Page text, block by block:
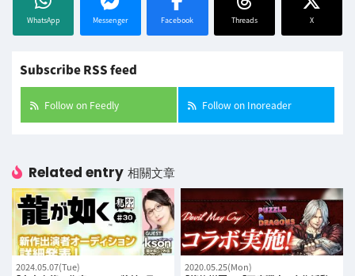
WhatsApp Messenger Facebook Threads X
Subscribe RSS feed
Follow on Feedly Follow on Inoreader
Related entry 相關文章
2024.05.07(Tue) 2020.05.25(Mon)